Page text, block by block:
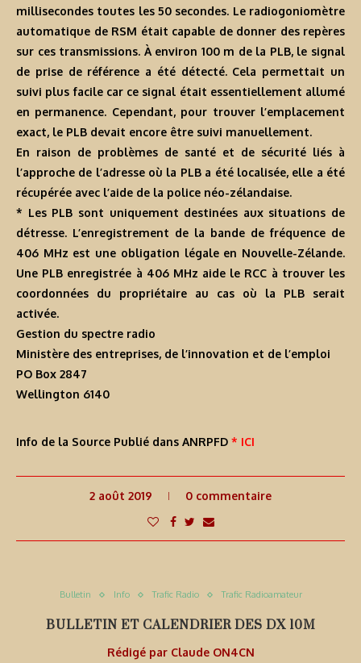
millisecondes toutes les 50 secondes. Le radiogoniomètre
automatique de RSM était capable de donner des repères
sur ces transmissions. À environ 100 m de la PLB, le signal
de prise de référence a été détecté. Cela permettait un
suivi plus facile car ce signal était essentiellement allumé
en permanence. Cependant, pour trouver l’emplacement
exact, le PLB devait encore être suivi manuellement.
En raison de problèmes de santé et de sécurité liés à
l’approche de l’adresse où la PLB a été localisée, elle a été
récupérée avec l’aide de la police néo-zélandaise.
* Les PLB sont uniquement destinées aux situations de
détresse. L’enregistrement de la bande de fréquence de
406 MHz est une obligation légale en Nouvelle-Zélande.
Une PLB enregistrée à 406 MHz aide le RCC à trouver les
coordonnées du propriétaire au cas où la PLB serait
activée.
Gestion du spectre radio
Ministère des entreprises, de l’innovation et de l’emploi
PO Box 2847
Wellington 6140
Info de la Source Publié dans ANRPFD * ICI
2 août 2019 0 commentaire
Bulletin Info Trafic Radio Trafic Radioamateur
BULLETIN ET CALENDRIER DES DX 10M
Rédigé par Claude ON4CN